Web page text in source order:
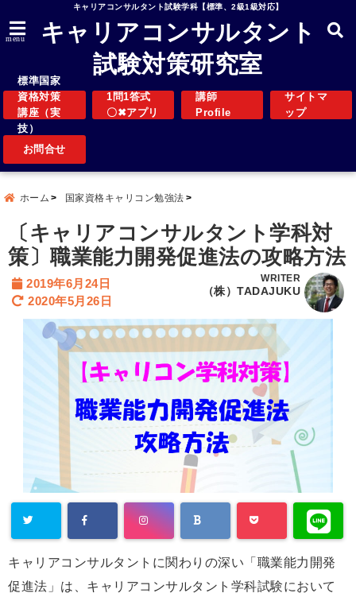
キャリアコンサルタント試験学科【標準、2級1級対応】
menu
キャリアコンサルタント
試験対策研究室
標準国家
資格対策
講座（実
技）
1問1答式
〇✖アプリ
講師
Profile
サイトマ
ップ
お問合せ
ホーム 国家資格キャリコン勉強法
〔キャリアコンサルタント学科対
策〕職業能力開発促進法の攻略方法
2019年6月24日
2020年5月26日
WRITER
（株）TADAJUKU
キャリアコンサルタントに関わりの深い「職業能力開発
促進法」は、キャリアコンサルタント学科試験において